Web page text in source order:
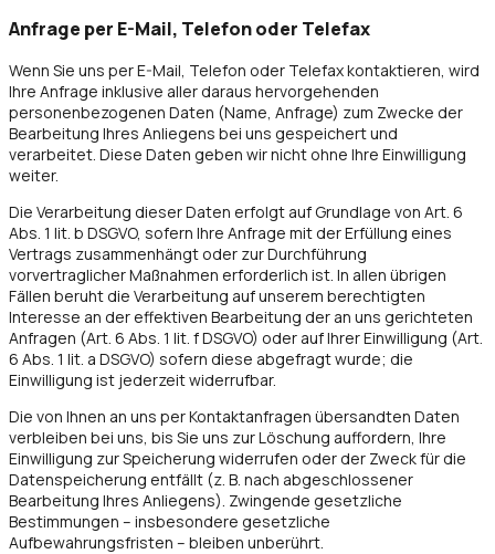
Anfrage per E-Mail, Telefon oder Telefax
Wenn Sie uns per E-Mail, Telefon oder Telefax kontaktieren, wird
Ihre Anfrage inklusive aller daraus hervorgehenden
personenbezogenen Daten (Name, Anfrage) zum Zwecke der
Bearbeitung Ihres Anliegens bei uns gespeichert und
verarbeitet. Diese Daten geben wir nicht ohne Ihre Einwilligung
weiter.
Die Verarbeitung dieser Daten erfolgt auf Grundlage von Art. 6
Abs. 1 lit. b DSGVO, sofern Ihre Anfrage mit der Erfüllung eines
Vertrags zusammenhängt oder zur Durchführung
vorvertraglicher Maßnahmen erforderlich ist. In allen übrigen
Fällen beruht die Verarbeitung auf unserem berechtigten
Interesse an der effektiven Bearbeitung der an uns gerichteten
Anfragen (Art. 6 Abs. 1 lit. f DSGVO) oder auf Ihrer Einwilligung (Art.
6 Abs. 1 lit. a DSGVO) sofern diese abgefragt wurde; die
Einwilligung ist jederzeit widerrufbar.
Die von Ihnen an uns per Kontaktanfragen übersandten Daten
verbleiben bei uns, bis Sie uns zur Löschung auffordern, Ihre
Einwilligung zur Speicherung widerrufen oder der Zweck für die
Datenspeicherung entfällt (z. B. nach abgeschlossener
Bearbeitung Ihres Anliegens). Zwingende gesetzliche
Bestimmungen – insbesondere gesetzliche
Aufbewahrungsfristen – bleiben unberührt.